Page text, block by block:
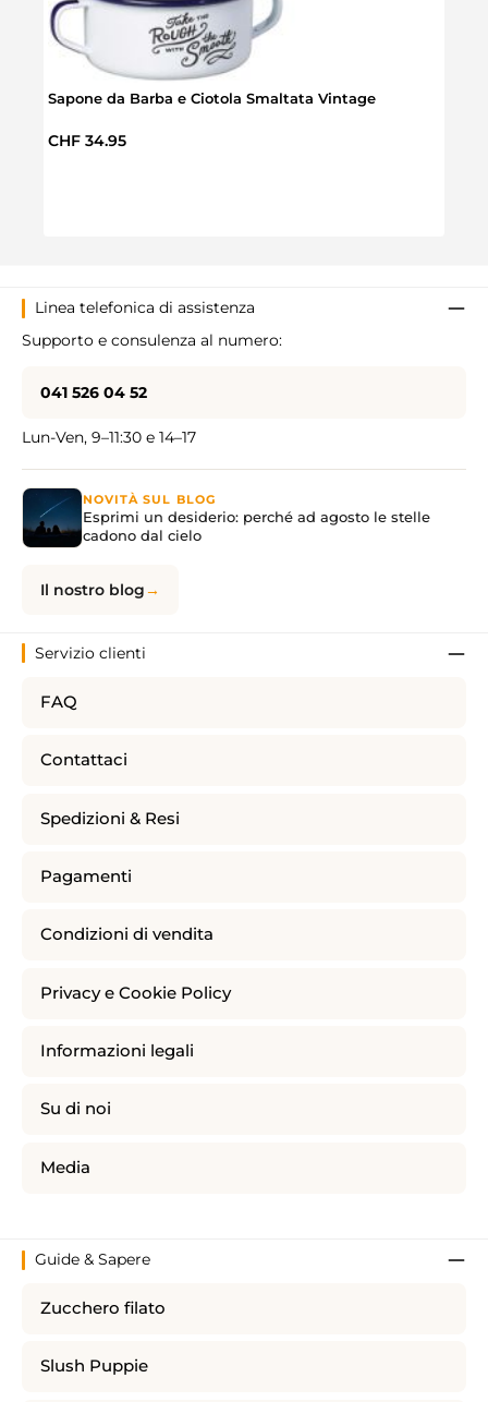
Sapone da Barba e Ciotola Smaltata Vintage
Prezzo normale:
CHF 34.95
Linea telefonica di assistenza
Supporto e consulenza al numero:
041 526 04 52
Lun-Ven, 9–11:30 e 14–17
NOVITÀ SUL BLOG
Esprimi un desiderio: perché ad agosto le stelle
cadono dal cielo
Il nostro blog
Servizio clienti
FAQ
Contattaci
Spedizioni & Resi
Pagamenti
Condizioni di vendita
Privacy e Cookie Policy
Informazioni legali
Su di noi
Media
Guide & Sapere
Zucchero filato
Slush Puppie